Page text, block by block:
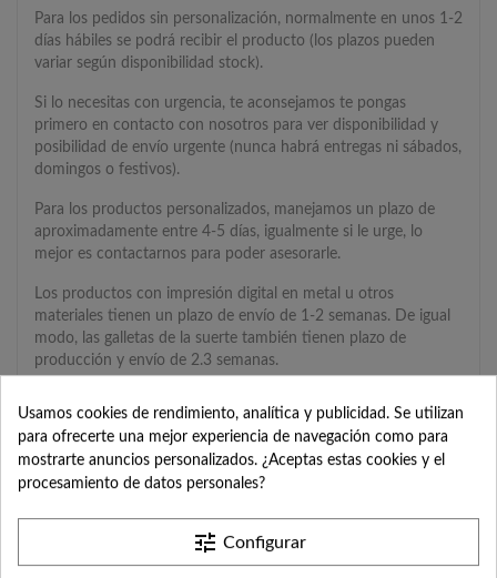
Para los pedidos sin personalización, normalmente en unos 1-2
días hábiles se podrá recibir el producto (los plazos pueden
variar según disponibilidad stock).
Si lo necesitas con urgencia, te aconsejamos te pongas
primero en contacto con nosotros para ver disponibilidad y
posibilidad de envío urgente (nunca habrá entregas ni sábados,
domingos o festivos).
Para los productos personalizados, manejamos un plazo de
aproximadamente entre 4-5 días, igualmente si le urge, lo
mejor es contactarnos para poder asesorarle.
Los productos con impresión digital en metal u otros
materiales tienen un plazo de envío de 1-2 semanas. De igual
modo, las galletas de la suerte también tienen plazo de
producción y envío de 2.3 semanas.
¿CÓMO PUEDO
PERSONALIZAR EL
PRODUCTO?
TODAVÍA NO TENGO EL
DISEÑO O LA FOTO
Usamos cookies de rendimiento, analítica y publicidad. Se utilizan
para ofrecerte una mejor experiencia de navegación como para
mostrarte anuncios personalizados. ¿Aceptas estas cookies y el
procesamiento de datos personales?
tune Configurar